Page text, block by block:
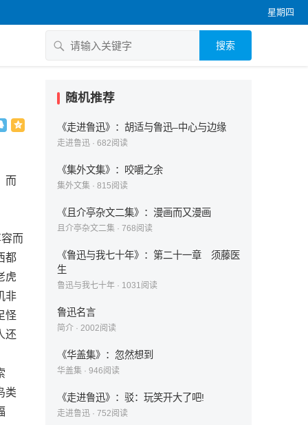
星期四
搜索
而
而
都
虎
非
怪
还
类
随机推荐
《走进鲁迅》：胡适与鲁迅–中心与边缘
走进鲁迅 · 682阅读
《集外文集》：咬嚼之余
集外文集 · 815阅读
《且介亭杂文二集》：漫画而又漫画
且介亭杂文二集 · 768阅读
《鲁迅与我七十年》：第二十一章 须藤医
生
鲁迅与我七十年 · 1031阅读
鲁迅名言
简介 · 2002阅读
《华盖集》：忽然想到
华盖集 · 946阅读
《走进鲁迅》：驳：玩笑开大了吧!
走进鲁迅 · 752阅读